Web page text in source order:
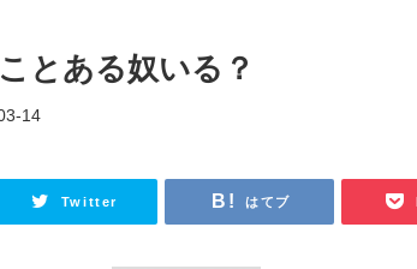
とある奴いる？
14
Twitter はてブ